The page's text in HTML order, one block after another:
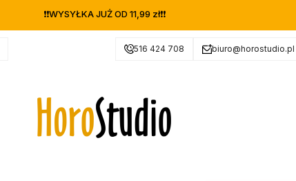
❗❗WYSYŁKA JUŻ OD 11,99 zł❗❗
516 424 708 biuro@horostudio.pl